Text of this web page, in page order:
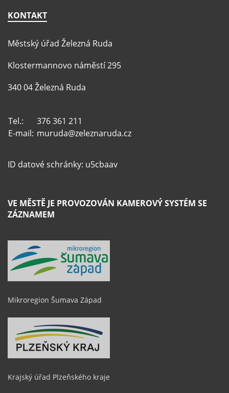
KONTAKT
Městský úřad Železná Ruda
Klostermannovo náměstí 295
340 04 Železná Ruda
Tel.:
376 361 211
E-mail: muruda@zeleznaruda.cz
ID datové schránky: u5cbaav
VE MĚSTĚ JE PROVOZOVÁN KAMEROVÝ SYSTÉM SE
ZÁZNAMEM
Mikroregion Šumava Západ
Krajský úřad Plzeňského kraje